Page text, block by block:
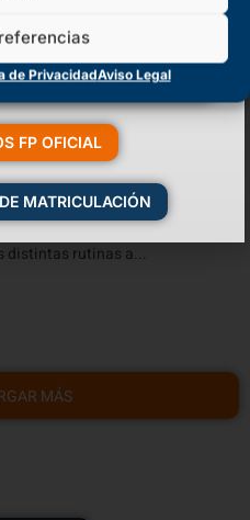
de PrivacidadAviso Legal
en la tercera edad
las necesidades de ejercicio
distintas rutinas a...
MÁS
FP OFICIAL
MATRICULACIÓN